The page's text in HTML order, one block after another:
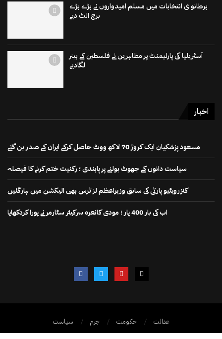
برطانو ی انتخابات میں مسلم امیدواروں نے بڑے بڑے
برج الٹ دیے
آسٹریلیا کی پارلیمنٹ پر مظاہرین نے فلسطین کے بینر
لگادیے
اخبار
مسعود پزشکیان ایک کروڑ 70 لاکھ ووٹ حاصل کرکے ایران کے صدر بن گئے
سیاست دانوں کے جھوٹ بولنے پر پابندی ؛ رکنیت ختم کرنے کا فیصلہ
کنزرویٹیو پارٹی کی سابق وزیراعظم لز ٹرس بھی الیکشن میں ہارگئیں
اب کی بار 400 پار ؛ مودی کانعرہ سرکیئر سٹارمر نے پورا کردکھایا
سیاست جرم حکومت عدالت